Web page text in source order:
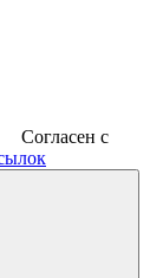
Согласен с